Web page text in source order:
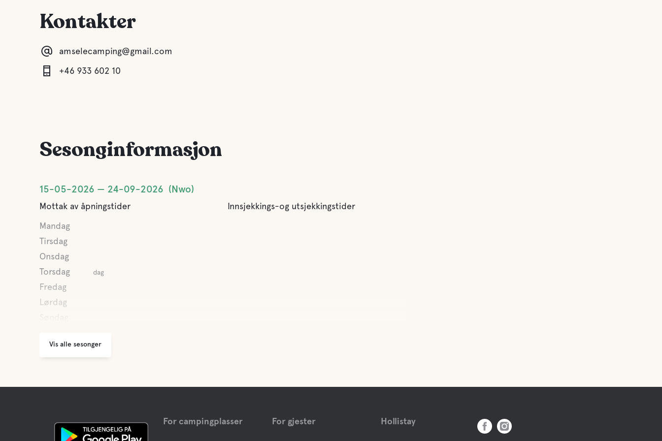
Kontakter
amselecamping@gmail.com
+46 933 602 10
Sesonginformasjon
15-05-2026 24-09-2026 Nwo
Mottak av åpningstider
Mandag
Tirsdag
Onsdag
Torsdag
dag
Fredag
Lørdag
Innsjekkings-og utsjekkingstider
Vis alle sesonger
For campingplasser For gjester Hollistay